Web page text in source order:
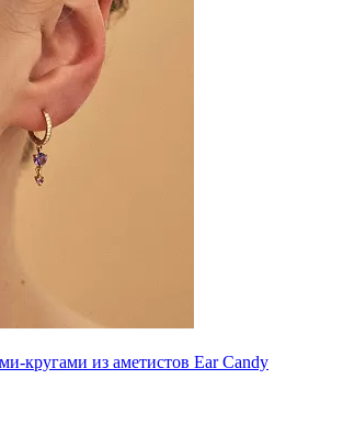
кругами из аметистов Ear Candy